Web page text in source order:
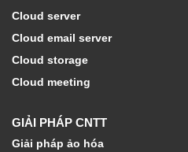
Cloud server
Cloud email server
Cloud storage
Cloud meeting
GIẢI PHÁP CNTT
Giải pháp ảo hóa